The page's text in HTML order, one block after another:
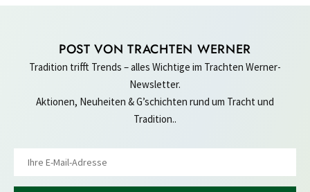
POST VON TRACHTEN WERNER
Tradition trifft Trends – alles Wichtige im Trachten Werner-
Newsletter.
Aktionen, Neuheiten & G’schichten rund um Tracht und
Tradition..